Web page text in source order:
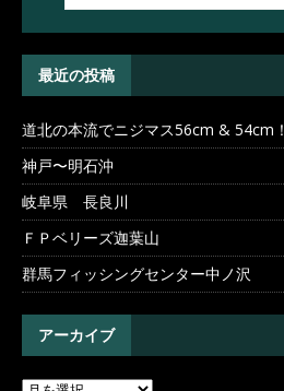
最近の投稿
道北の本流でニジマス56cm & 54cm！
神戸〜明石沖
岐阜県 長良川
ＦＰベリーズ迦葉山
群馬フィッシングセンター中ノ沢
アーカイブ